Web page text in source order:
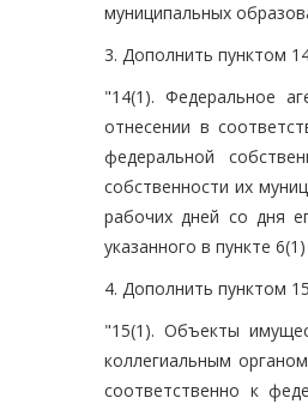
муниципальных
3. Дополнить пунктом
"14(1). Федеральное
отнесении в
федеральной
собственности их
рабочих дней со дня
указанного в пункте
4. Дополнить пунктом
"15(1). Объекты
коллегиальным
соответственно к